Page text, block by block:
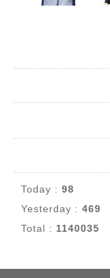
Today : 98
Yesterday : 469
Total : 1140035